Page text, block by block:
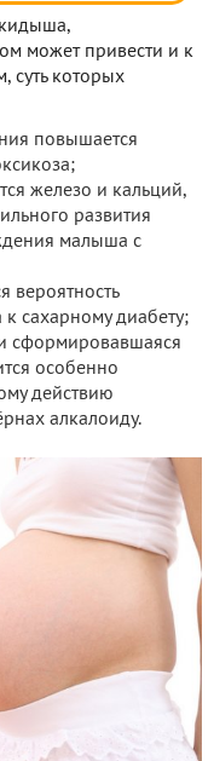
может привести и к
суть которых
повышается
железо и кальций,
развития
малыша с
вероятность
сахарному диабету;
сформировавшаяся
особенно
действию
алкалоиду.